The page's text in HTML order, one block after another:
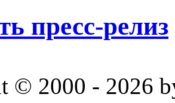
пресс-релиз
© 2000 - 2026